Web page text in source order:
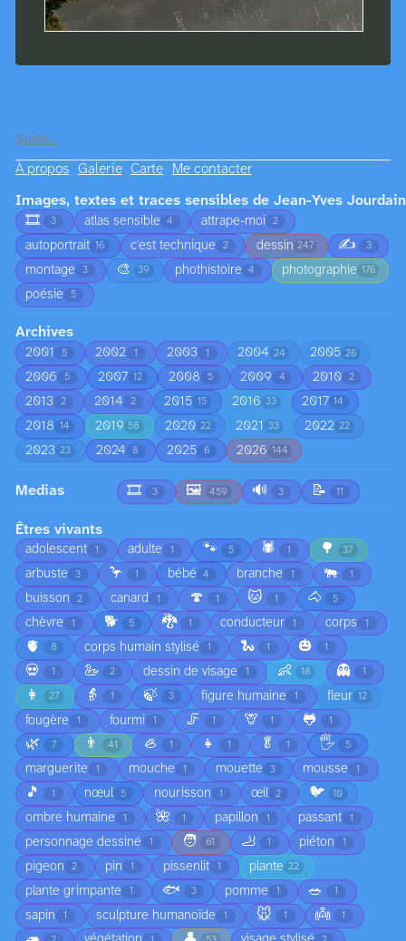
Suite…
À propos Galerie Carte Me contacter
Images, textes et traces sensibles de Jean-Yves Jourdain
🎞️
3 atlas sensible 4 attrape-moi 2
autoportrait 16 c'est technique 2 dessin 247 ✍️ 3
montage 3 🎨 39 phothistoire 4 photographie 176
poésie 5
Archives
2001 5 2002 1 2003 1 2004 24 2005 26
2006 5 2007 12 2008 5 2009 4 2010 2
2013 2 2014 2 2015 15 2016 33 2017 14
2018 14 2019 58 2020 22 2021 33 2022 22
2023 23 2024 8 2025 6 2026 144
Medias 🎞️ 3 🖼️ 459 🔊 3 📝 11
Êtres vivants
adolescent 1 adulte 1 🐾 5 🕷️ 1 🌳 37
arbuste 3 🦩 1 bébé 4 branche 1 🐃 1
buisson 2 canard 1 🍄 1 🐱 1 🐴 5
chèvre 1 🐕 5 🐉 1 conducteur 1 corps 1
🫀 8 corps humain stylisé 1 🐍 1 🎃 1
💀 1 🦢 2 dessin de visage 1 👶 18 👻 1
👩 27 👵 1 🍃 3 figure humaine 1 fleur 12
fougère 1 fourmi 1 🦵 1 🦒 1 🐸 1
🌿 7 👨 41 🦪 1 👧 1 🥬 1 🖐️ 5
marguerite 1 mouche 1 mouette 3 mousse 1
🎵 1 nœul 5 nourisson 1 œil 2 🐦 10
ombre humaine 1 🌺 1 papillon 1 passant 1
personnage dessiné 1 🧑 61 🦶 1 piéton 1
pigeon 2 pin 1 pissenlit 1 plante 22
plante grimpante 1 🐟 3 pomme 1 🥗 1
sapin 1 sculpture humanoïde 1 🐭 1 👼 1